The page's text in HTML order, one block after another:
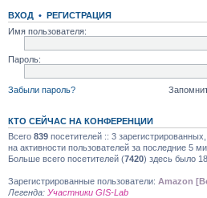
ВХОД • РЕГИСТРАЦИЯ
Имя пользователя:
Пароль:
Забыли пароль?
КТО СЕЙЧАС НА КОНФЕРЕНЦИИ
Всего 839 посетителей :: 3
на активности пользователей за последние 5
Больше всего посетителей (7420) здесь было
Зарегистрированные пользователи: Amazon
Легенда: Участники GIS-Lab